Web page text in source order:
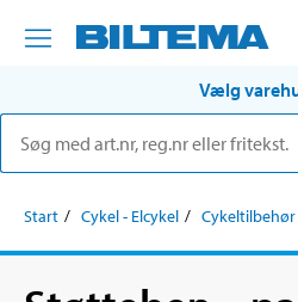
Vælg
Start Cykel - Elcykel Cykeltilbehør